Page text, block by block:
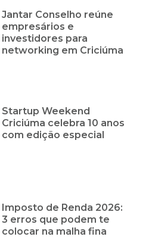
Jantar Conselho reúne
empresários e
investidores para
networking em Criciúma
Startup Weekend
Criciúma celebra 10 anos
com edição especial
Imposto de Renda 2026:
3 erros que podem te
colocar na malha fina